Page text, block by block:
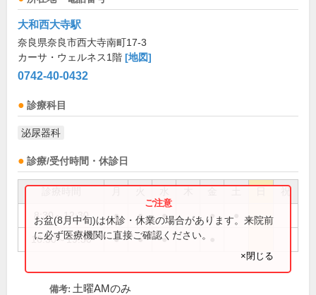
大和西大寺駅
奈良県奈良市西大寺南町17-3
カーサ・ウェルネス1階 [地図]
0742-40-0432
診療科目
泌尿器科
診療/受付時間・休診日
祝
8:30～12:30 ● ● ● ●
16:30～19:30 ● ● ●
お盆(8月中旬)は休診・休業の場合があります。来院前
に必ず医療機関に直接ご確認ください。
×閉じる
備考: 土曜AMのみ